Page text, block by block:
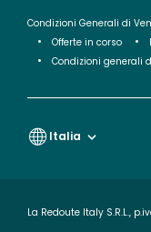
Condizioni Generali di
Offerte in corso
Condizioni generali
Italia
La Redoute Italy S.R.L.,